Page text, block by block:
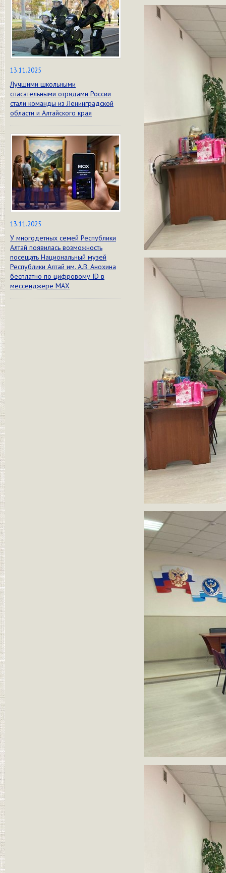
13.11.2025
Лучшими школьными
спасательными отрядами России
стали команды из Ленинградской
области и Алтайского края
13.11.2025
У многодетных семей Республики
Алтай появилась возможность
посещать Национальный музей
Республики Алтай им. А.В. Анохина
бесплатно по цифровому ID в
мессенджере МАХ